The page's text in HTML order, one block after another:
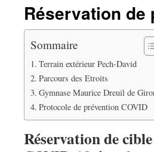
Réservation de
Sommaire
Terrain extérieur Pech-David
Parcours des Etroits
Gymnase Maurice Dreuil de
Protocole de prévention COVID
Réservation de